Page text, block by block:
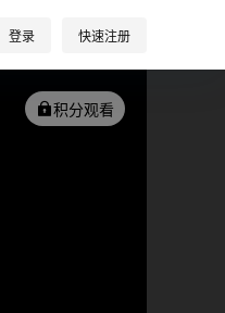
登录 快速注册
积分观看